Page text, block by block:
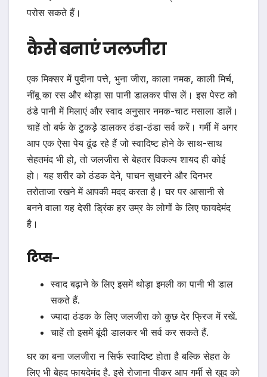
परोस सकते हैं।
कैसे बनाएं जलजीरा
एक मिक्सर में पुदीना पत्ते, भुना जीरा, काला नमक, काली मिर्च,
नींबू का रस और थोड़ा सा पानी डालकर पीस लें। इस पेस्ट को
ठंडे पानी में मिलाएं और स्वाद अनुसार नमक-चाट मसाला डालें।
चाहें तो बर्फ के टुकड़े डालकर ठंडा-ठंडा सर्व करें। गर्मी में अगर
आप एक ऐसा पेय ढूंढ रहे हैं जो स्वादिष्ट होने के साथ-साथ
सेहतमंद भी हो, तो जलजीरा से बेहतर विकल्प शायद ही कोई
हो। यह शरीर को ठंडक देने, पाचन सुधारने और दिनभर
तरोताजा रखने में आपकी मदद करता है। घर पर आसानी से
बनने वाला यह देसी ड्रिंक हर उम्र के लोगों के लिए फायदेमंद
है।
टिप्स–
स्वाद बढ़ाने के लिए इसमें थोड़ा इमली का पानी भी डाल
सकते हैं.
ज्यादा ठंडक के लिए जलजीरा को कुछ देर फ्रिज में रखें.
चाहें तो इसमें बूंदी डालकर भी सर्व कर सकते हैं.
घर का बना जलजीरा न सिर्फ स्वादिष्ट होता है बल्कि सेहत के
लिए भी बेहद फायदेमंद है. इसे रोजाना पीकर आप गर्मी से खुद को